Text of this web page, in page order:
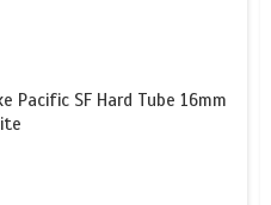
Pacific SF Hard Tube 16mm